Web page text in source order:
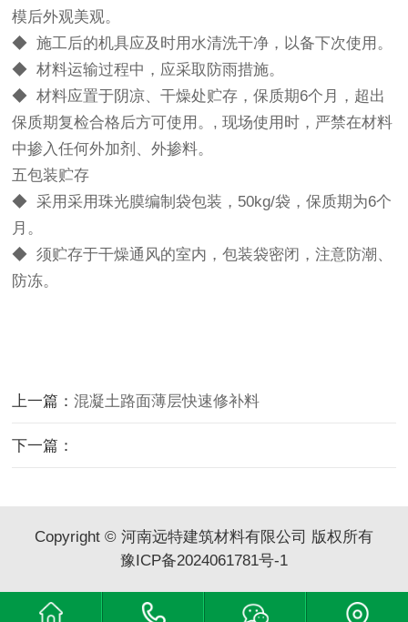
模后外观美观。
◆ 施工后的机具应及时用水清洗干净，以备下次使用。
◆ 材料运输过程中，应采取防雨措施。
◆ 材料应置于阴凉、干燥处贮存，保质期6个月，超出
保质期复检合格后方可使用。, 现场使用时，严禁在材料
中掺入任何外加剂、外掺料。
五包装贮存
◆ 采用采用珠光膜编制袋包装，50kg/袋，保质期为6个
月。
◆ 须贮存于干燥通风的室内，包装袋密闭，注意防潮、
防冻。
上一篇：混凝土路面薄层快速修补料
下一篇：
Copyright © 河南远特建筑材料有限公司 版权所有
豫ICP备2024061781号-1